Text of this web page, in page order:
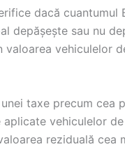
dacă cuantumul
depășește sau nu
vehiculelor
taxe precum cea
vehiculelor
reziduală cea